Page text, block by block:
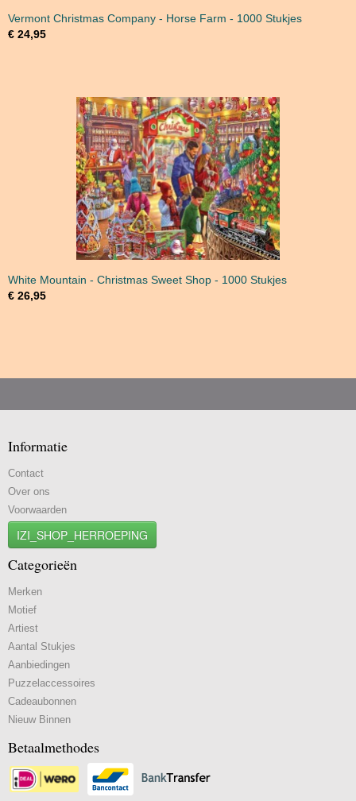
Vermont Christmas Company - Horse Farm - 1000 Stukjes
€ 24,95
White Mountain - Christmas Sweet Shop - 1000 Stukjes
€ 26,95
Informatie
Contact
Over ons
Voorwaarden
IZI_SHOP_HERROEPING
Categorieën
Merken
Motief
Artiest
Aantal Stukjes
Aanbiedingen
Puzzelaccessoires
Cadeaubonnen
Nieuw Binnen
Betaalmethodes